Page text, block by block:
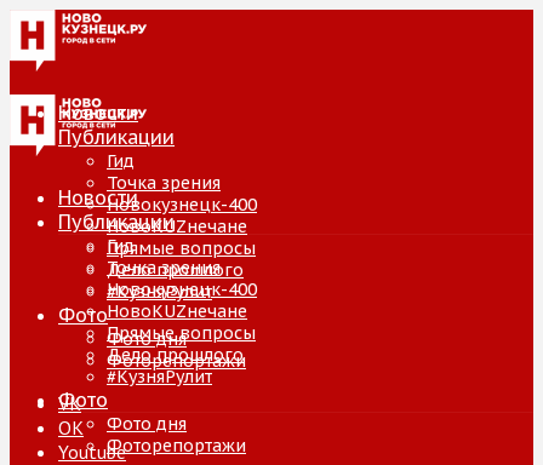
Новости
Публикации
Гид
Точка зрения
Новокузнецк-400
НовоKUZнечане
Прямые вопросы
Дело прошлого
#КузняРулит
Фото
Фото дня
Фоторепортажи
VK
ОК
Youtube
Новости
Публикации
Гид
Точка зрения
Новокузнецк-400
НовоKUZнечане
Прямые вопросы
Дело прошлого
#КузняРулит
Фото
Фото дня
Фоторепортажи